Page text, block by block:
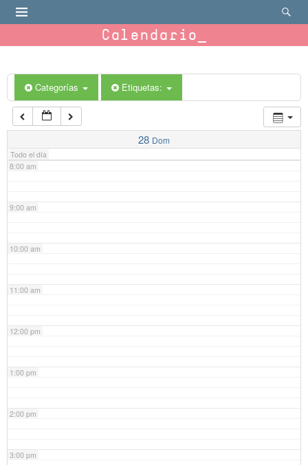
Calendario
Categorías Etiquetas:
28 Dom
Todo el día
6:00 am
7:00 am
8:00 am
9:00 am
10:00 am
11:00 am
12:00 pm
1:00 pm
2:00 pm
3:00 pm